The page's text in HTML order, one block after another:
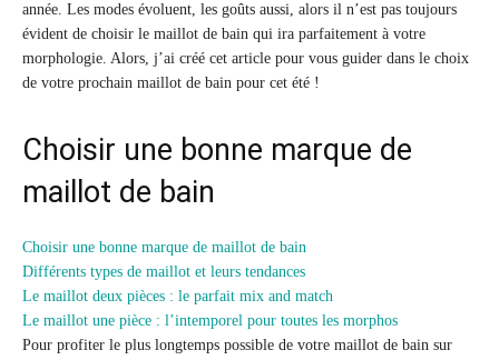
année. Les modes évoluent, les goûts aussi, alors il n’est pas toujours
évident de choisir le maillot de bain qui ira parfaitement à votre
morphologie. Alors, j’ai créé cet article pour vous guider dans le choix
de votre prochain maillot de bain pour cet été !
Choisir une bonne marque de
maillot de bain
Choisir une bonne marque de maillot de bain
Différents types de maillot et leurs tendances
Le maillot deux pièces : le parfait mix and match
Le maillot une pièce : l’intemporel pour toutes les morphos
Pour profiter le plus longtemps possible de votre maillot de bain sur